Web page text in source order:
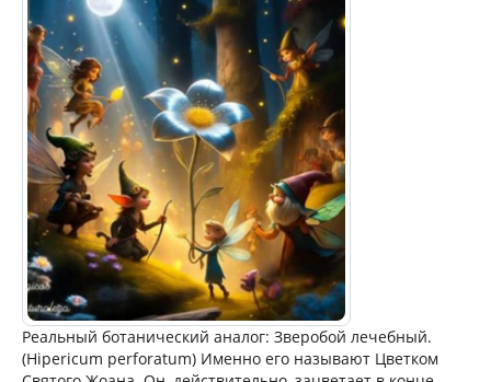
Реальный ботанический аналог: Зверобой лечебный.
(Hipericum perforatum) Именно его называют Цветком